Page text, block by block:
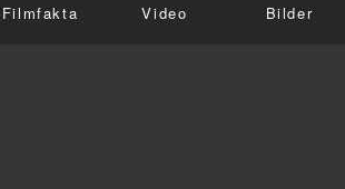
Filmfakta Video Bilder